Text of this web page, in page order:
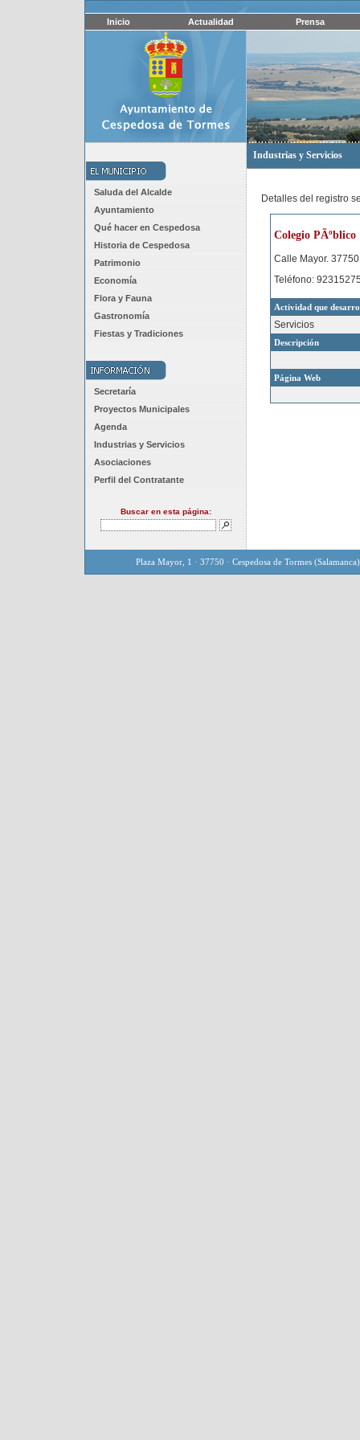
Inicio Actualidad Prensa
Saluda del Alcalde
Ayuntamiento
Qué hacer en Cespedosa
Historia de Cespedosa
Patrimonio
Economía
Flora y Fauna
Gastronomía
Fiestas y Tradiciones
Secretaría
Proyectos Municipales
Agenda
Industrias y Servicios
Asociaciones
Perfil del Contratante
Buscar en esta página:
Industrias y Servicios
Detalles del registro
Colegio
Calle Mayor.
Teléfono:
Actividad que
Servicios
Descripción
Página Web
Plaza Mayor, 1 · 37750 · Cespedosa de Tormes